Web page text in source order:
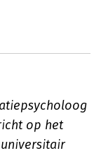
op het